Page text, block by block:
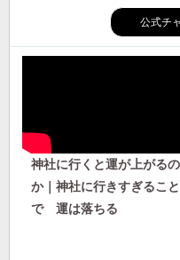
公式チ
神社に行くと運が上がるの
か｜神社に行きすぎること
で 運は落ちる